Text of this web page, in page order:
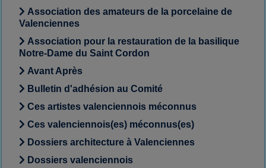
Association des amateurs de la porcelaine de
Valenciennes
Association pour la restauration de la basilique
Notre-Dame du Saint Cordon
Avant Après
Bulletin d'adhésion au Comité
Ces artistes valenciennois méconnus
Ces valenciennois(es) méconnus(es)
Dossiers architecture à Valenciennes
Dossiers valenciennois